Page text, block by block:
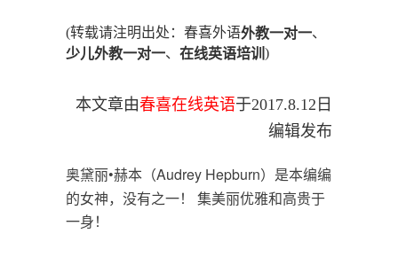
(转载请注明出处：春喜外语外教一对一、
少儿外教一对一、 在线英语培训 )
本文章由春喜在线英语于2017.8.12 日
编辑发布
奥黛丽•赫本（Audrey Hepburn）是本编编
的女神，没有之一！ 集美丽优雅和高贵于
一身！